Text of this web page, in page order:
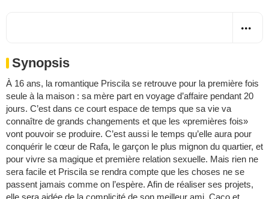
Synopsis
À 16 ans, la romantique Priscila se retrouve pour la première fois
seule à la maison : sa mère part en voyage d’affaire pendant 20
jours. C’est dans ce court espace de temps que sa vie va
connaître de grands changements et que les «premières fois»
vont pouvoir se produire. C’est aussi le temps qu’elle aura pour
conquérir le cœur de Rafa, le garçon le plus mignon du quartier, et
pour vivre sa magique et première relation sexuelle. Mais rien ne
sera facile et Priscila se rendra compte que les choses ne se
passent jamais comme on l’espère. Afin de réaliser ses projets,
elle sera aidée de la complicité de son meilleur ami, Caco et